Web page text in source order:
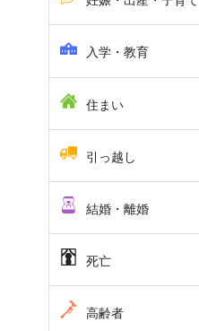
入学・教育
住まい
引っ越し
結婚・離婚
死亡
高齢者